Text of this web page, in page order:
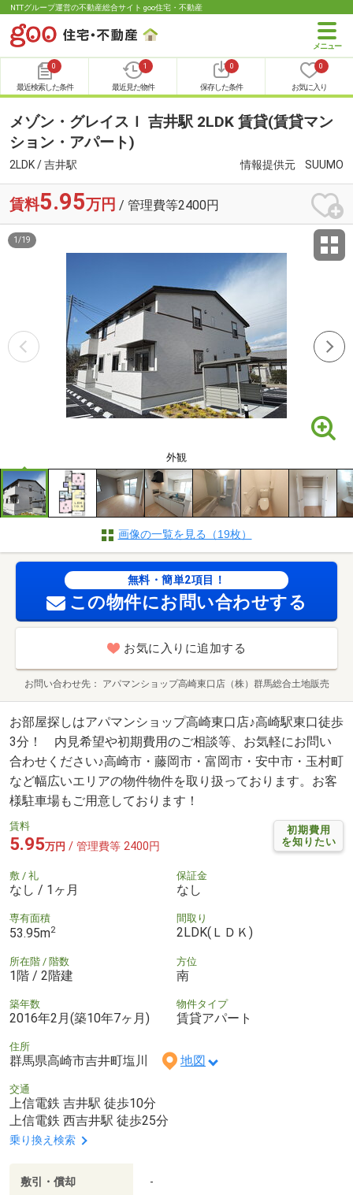
NTTグループ運営の不動産総合サイト goo住宅・不動産
0
最近検索した条件
1
最近見た物件
0
保存した条件
0
お気に入り
メゾン・グレイスＩ 吉井駅 2LDK 賃貸(賃貸マン
ション・アパート)
2LDK / 吉井駅 情報提供元 SUUMO
賃料5.95万円 / 管理費等2400円
外観
1 /19
画像の一覧を見る（19枚）
無料・簡単2項目！
この物件にお問い合わせする
お気に入りに追加する
お問い合わせ先 アパマンショップ高崎東口店（株）群馬総合土地販売
お部屋探しはアパマンショップ高崎東口店♪高崎駅東口徒歩
3分！ 内見希望や初期費用のご相談等、お気軽にお問い
合わせください♪高崎市・藤岡市・富岡市・安中市・玉村町
など幅広いエリアの物件物件を取り扱っております。お客
様駐車場もご用意しております！
初期費用
を知りたい
賃料
5.95万円 / 管理費等 2400円
敷 / 礼
なし / 1ヶ月
保証金
なし
専有面積
53.95m2
間取り
2LDK(ＬＤＫ)
所在階 / 階数
1階 / 2階建
方位
南
築年数
2016年2月(築10年7ヶ月)
物件タイプ
賃貸アパート
住所
群馬県高崎市吉井町塩川 地図
交通
上信電鉄 吉井駅 徒歩10分
上信電鉄 西吉井駅 徒歩25分
乗り換え検索
敷引・償却 -